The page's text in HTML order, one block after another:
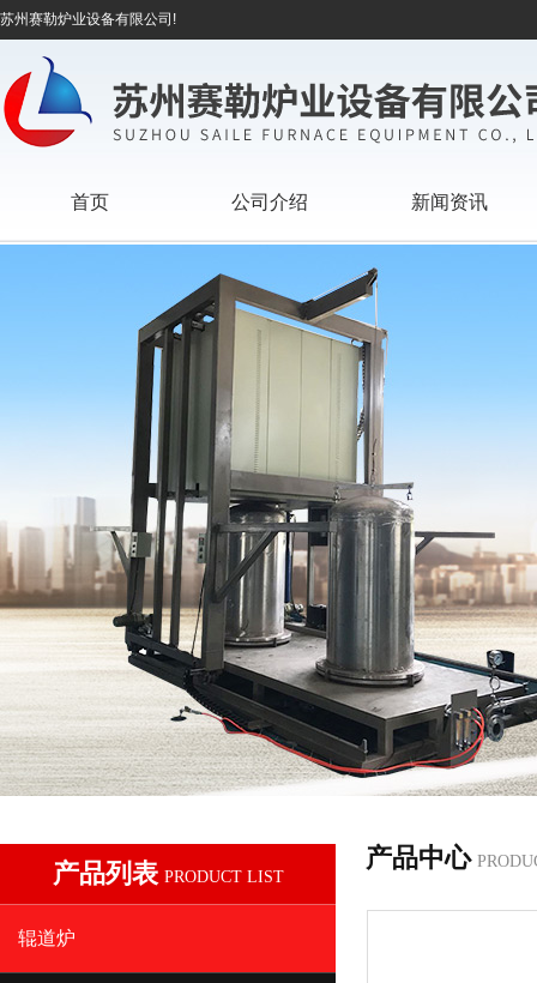
苏州赛勒炉业设备有限公司!
首页 公司介绍 新闻资讯
产品列表 PRODUCT LIST
辊道炉
产品中心